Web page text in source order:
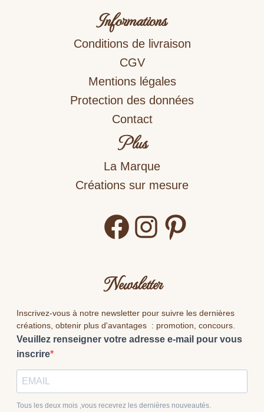
Newsletter
Inscrivez-vous à notre newsletter pour suivre les dernières
créations, obtenir plus d'avantages : promotion, concours.
Veuillez renseigner votre adresse e-mail pour vous
inscrire
Tous les deux mois ,vous recevrez les dernières nouveautés.
Informations
Conditions de livraison
CGV
Mentions légales
Protection des données
Contact
Plus
La Marque
Créations sur mesure
FacebookInstagram